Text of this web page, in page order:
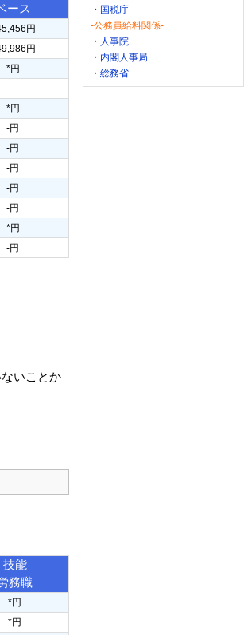
ース
円
円
*円
*円
-円
-円
-円
-円
-円
*円
-円
いことか
技能
務職
*円
*円
・ 国税庁
-公務員給料関係-
・ 人事院
・ 内閣人事局
・ 総務省